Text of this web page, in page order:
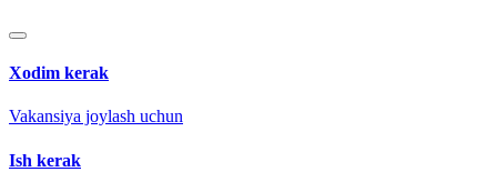
Xodim kerak
Vakansiya joylash uchun
Ish kerak